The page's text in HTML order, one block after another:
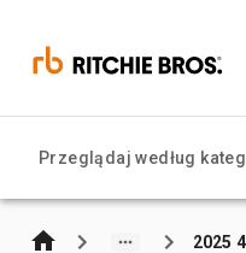
Przeglądaj według
2025